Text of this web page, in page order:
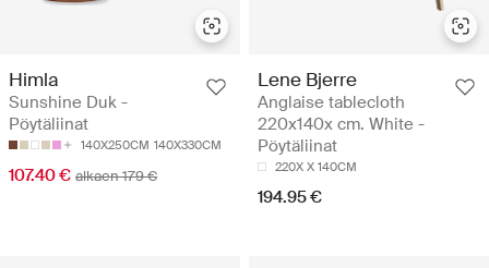
Himla
Sunshine Duk -
Pöytäliinat
140X250CM 140X330CM
107.40 € alkaen 179 €
Lene Bjerre
Anglaise tablecloth
220x140x cm. White -
Pöytäliinat
220X X 140CM
194.95 €